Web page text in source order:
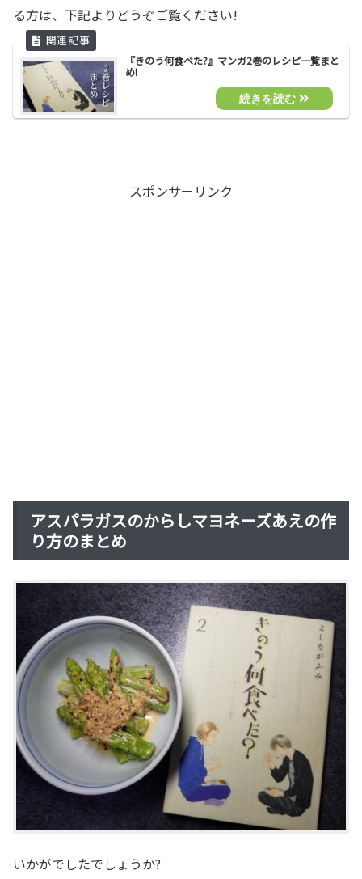
る方は、下記よりどうぞご覧ください!
『きのう何食べた?』マンガ2巻のレシピ一覧まと
め!
スポンサーリンク
アスパラガスのからしマヨネーズあえの作
り方のまとめ
いかがでしたでしょうか?